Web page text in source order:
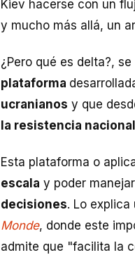
Kiev hacerse con un
y mucho más allá, un
¿Pero qué es delta?,
plataforma
ucranianos y que
la resistencia
Esta plataforma o
escala y poder
decisiones. Lo explica
Monde, donde este
admite que "facilita la